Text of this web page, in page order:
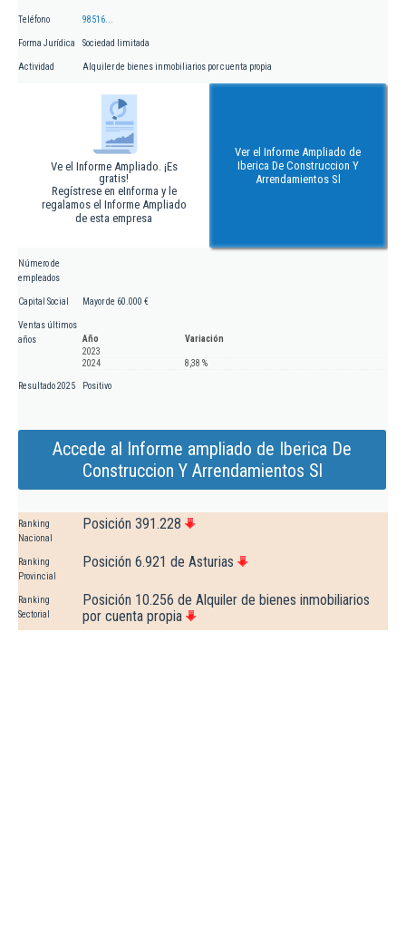
Teléfono 98516...
Forma Jurídica Sociedad limitada
Actividad Alquiler de bienes inmobiliarios por cuenta propia
Ve el Informe Ampliado. ¡Es
gratis!
Regístrese en eInforma y le
regalamos el Informe Ampliado
de esta empresa
Ver el Informe Ampliado de
Iberica De Construccion Y
Arrendamientos Sl
Número de
empleados
Capital Social Mayor de 60.000 €
Ventas últimos
años
Año
Variación
2023
2024
8,38 %
Resultado 2025 Positivo
Accede al Informe ampliado de Iberica De
Construccion Y Arrendamientos Sl
Ranking
Nacional
Posición 391.228
Ranking
Provincial
Posición 6.921 de Asturias
Ranking
Sectorial
Posición 10.256 de Alquiler de bienes inmobiliarios
por cuenta propia